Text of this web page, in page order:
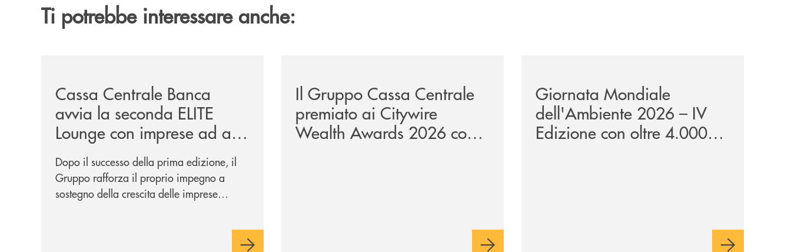
Ti potrebbe interessare anche:
Cassa Centrale Banca
avvia la seconda ELITE
Lounge con imprese ad alto
potenziale
Dopo il successo della prima edizione, il
Gruppo rafforza il proprio impegno a
sostegno della crescita delle imprese
Il Gruppo Cassa Centrale
premiato ai Citywire
Wealth Awards 2026 come
Giornata Mondiale
dell'Ambiente 2026 – IV
Edizione con oltre 4.000